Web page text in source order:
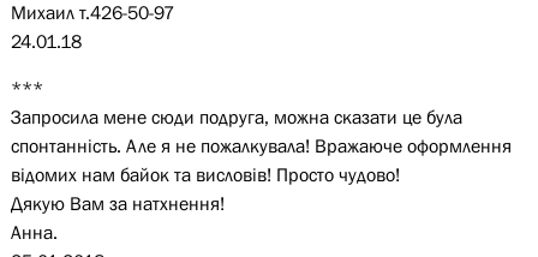
Михаил т.426-50-97
24.01.18
***
Запросила мене сюди подруга, можна сказати це була
спонтанність. Але я не пожалкувала! Вражаюче оформлення
відомих нам байок та висловів! Просто чудово!
Дякую Вам за натхнення!
Анна.